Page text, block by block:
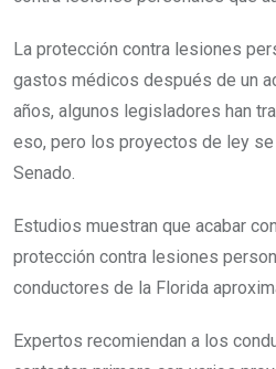
La protección contra lesiones
gastos médicos después de un
años, algunos legisladores han
eso, pero los proyectos de ley se
Senado.
Estudios muestran que acabar
protección contra lesiones
conductores de la Florida
Expertos recomiendan a los